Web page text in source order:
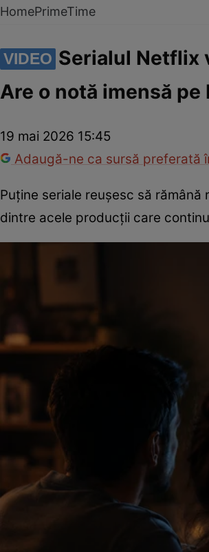
HomePrimeTime
VIDEO Serialul Netflix
Are o notă imensă
19 mai 2026 15:45
Adaugă-ne ca sursă preferată
Puține seriale reușesc să
dintre acele producții care